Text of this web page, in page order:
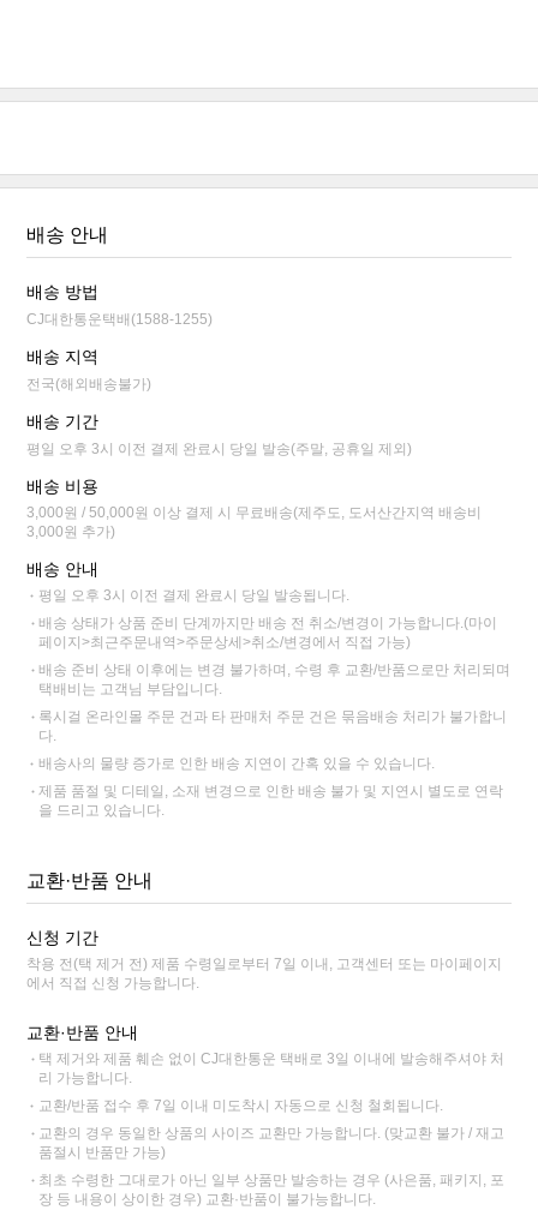
배송 안내
배송 방법
CJ대한통운택배(1588-1255)
배송 지역
전국(해외배송불가)
배송 기간
평일 오후 3시 이전 결제 완료시 당일 발송(주말, 공휴일 제외)
배송 비용
3,000원 / 50,000원 이상 결제 시 무료배송(제주도, 도서산간지역 배송비
3,000원 추가)
배송 안내
평일 오후 3시 이전 결제 완료시 당일 발송됩니다.
배송 상태가 상품 준비 단계까지만 배송 전 취소/변경이 가능합니다.(마이
페이지>최근주문내역>주문상세>취소/변경에서 직접 가능)
배송 준비 상태 이후에는 변경 불가하며, 수령 후 교환/반품으로만 처리되며
택배비는 고객님 부담입니다.
록시걸 온라인몰 주문 건과 타 판매처 주문 건은 묶음배송 처리가 불가합니
다.
배송사의 물량 증가로 인한 배송 지연이 간혹 있을 수 있습니다.
제품 품절 및 디테일, 소재 변경으로 인한 배송 불가 및 지연시 별도로 연락
을 드리고 있습니다.
교환·반품 안내
신청 기간
착용 전(택 제거 전) 제품 수령일로부터 7일 이내, 고객센터 또는 마이페이지
에서 직접 신청 가능합니다.
교환·반품 안내
택 제거와 제품 훼손 없이 CJ대한통운 택배로 3일 이내에 발송해주셔야 처
리 가능합니다.
교환/반품 접수 후 7일 이내 미도착시 자동으로 신청 철회됩니다.
교환의 경우 동일한 상품의 사이즈 교환만 가능합니다. (맞교환 불가 / 재고
품절시 반품만 가능)
최초 수령한 그대로가 아닌 일부 상품만 발송하는 경우 (사은품, 패키지, 포
장 등 내용이 상이한 경우) 교환·반품이 불가능합니다.